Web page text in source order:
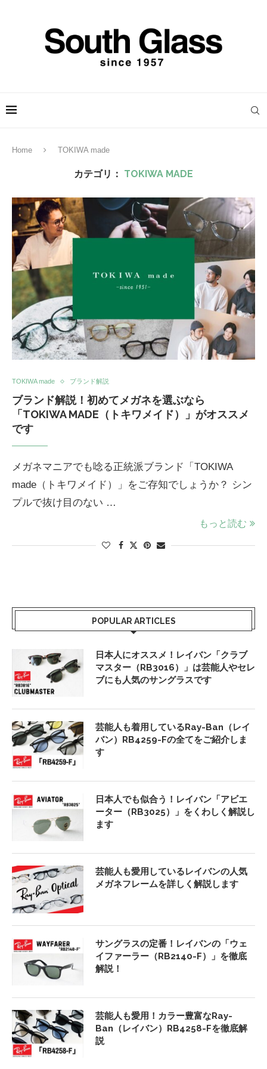
Home TOKIWA made
カテゴリ： TOKIWA MADE
TOKIWA made ブランド解説
ブランド解説！初めてメガネを選ぶなら
「TOKIWA MADE（トキワメイド）」がオススメ
です
メガネマニアでも唸る正統派ブランド「TOKIWA
made（トキワメイド）」をご存知でしょうか？ シン
プルで抜け目のない …
もっと読む
POPULAR ARTICLES
日本人にオススメ！レイバン「クラブ
マスター（RB3016）」は芸能人やセレ
ブにも人気のサングラスです
芸能人も着用しているRay-Ban（レイ
バン）RB4259-Fの全てをご紹介しま
す
日本人でも似合う！レイバン「アビエ
ーター（RB3025）」をくわしく解説し
ます
芸能人も愛用しているレイバンの人気
メガネフレームを詳しく解説します
サングラスの定番！レイバンの「ウェ
イファーラー（RB2140-F）」を徹底
解説！
芸能人も愛用！カラー豊富なRay-
Ban（レイバン）RB4258-Fを徹底解
説